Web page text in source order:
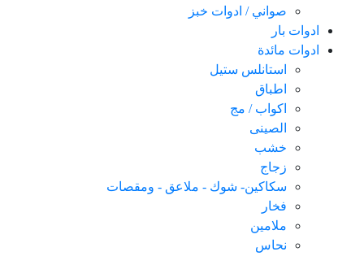
صواني / ادوات خبز
ادوات بار
ادوات مائدة
استانلس ستيل
اطباق
اكواب / مج
الصينى
خشب
زجاج
سكاكین- شوك - ملاعق - ومقصات
فخار
ملامين
نحاس